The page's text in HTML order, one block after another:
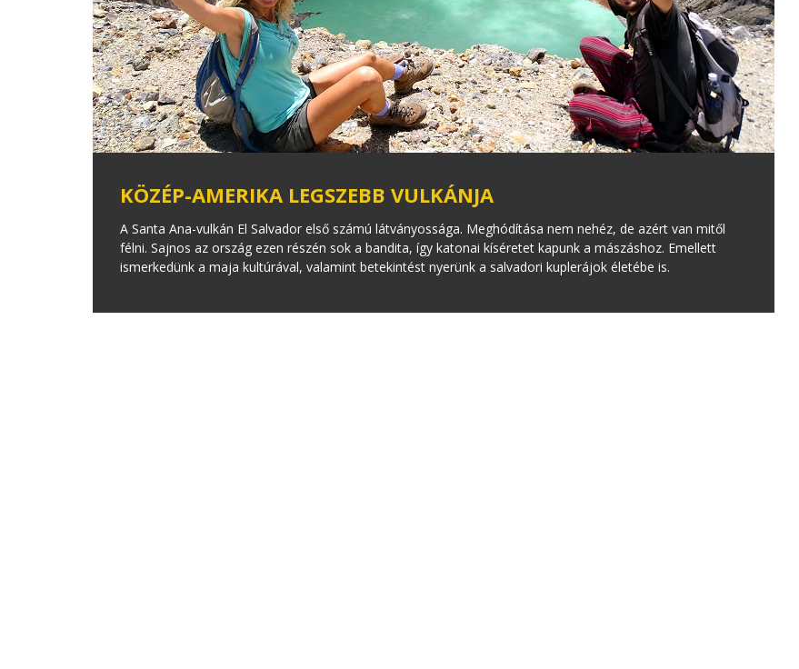
KÖZÉP-AMERIKA LEGSZEBB VULKÁNJA
A Santa Ana-vulkán El Salvador első számú látványossága. Meghódítása nem nehéz, de azért van mitől
félni. Sajnos az ország ezen részén sok a bandita, így katonai kíséretet kapunk a mászáshoz. Emellett
ismerkedünk a maja kultúrával, valamint betekintést nyerünk a salvadori kuplerájok életébe is.